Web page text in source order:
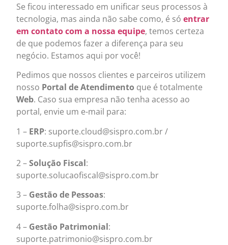
Se ficou interessado em unificar seus processos à
tecnologia, mas ainda não sabe como, é sóentrar
em contato com a nossa equipe, temos certeza
de que podemos fazer a diferença para seu
negócio. Estamos aqui por você!
Pedimos que nossos clientes e parceiros utilizem
nosso Portal de Atendimento que é totalmente
Web. Caso sua empresa não tenha acesso ao
portal, envie um e-mail para:
1 – ERP: suporte.cloud@sispro.com.br /
suporte.supfis@sispro.com.br
2 –Solução Fiscal:
suporte.solucaofiscal@sispro.com.br
3 – Gestão de Pessoas:
suporte.folha@sispro.com.br
4 – Gestão Patrimonial:
suporte.patrimonio@sispro.com.br